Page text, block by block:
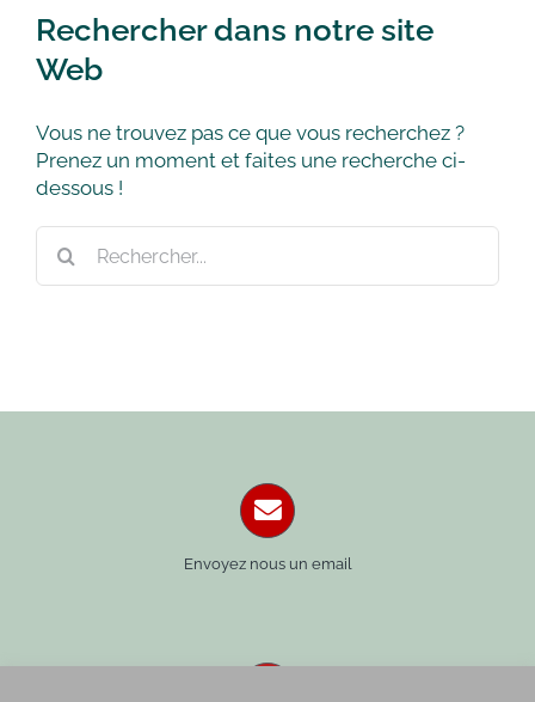
Rechercher dans notre site
Web
Vous ne trouvez pas ce que vous recherchez ?
Prenez un moment et faites une recherche ci-
dessous !
Envoyez nous un email